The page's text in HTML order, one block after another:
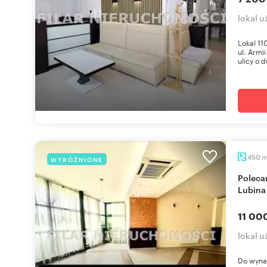
lokal
Lokal
ul.
ulicy o
WYRÓŻNIONE 450 m
Polecam przestronny lokal 450 m² w centrum
Lubina
11
lokal
Do